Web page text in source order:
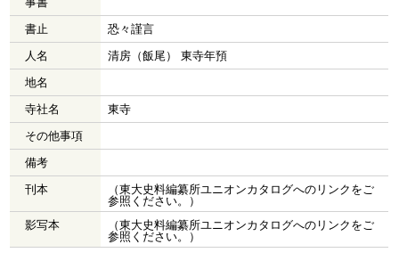
書止
恐々謹言
人名
清房（飯尾） 東寺年預
地名
寺社名
東寺
その他事項
備考
刊本
（東大史料編纂所ユニオンカタログへのリンクをご
参照ください。）
影写本
（東大史料編纂所ユニオンカタログへのリンクをご
参照ください。）